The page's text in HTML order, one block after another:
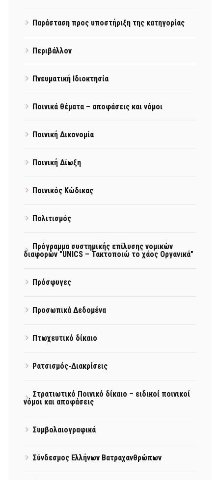
Παράσταση προς υποστήριξη της κατηγορίας
Περιβάλλον
Πνευματική Ιδιοκτησία
Ποινικά θέματα – αποφάσεις και νόμοι
Ποινική Δικονομία
Ποινική Δίωξη
Ποινικός Κώδικας
Πολιτισμός
Πρόγραμμα συστημικής επίλυσης νομικών
διαφορών "UNICS – Τακτοποιώ το χάος Οργανικά"
Πρόσφυγες
Προσωπικά Δεδομένα
Πτωχευτικό δίκαιο
Ρατσισμός-Διακρίσεις
Στρατιωτικό Ποινικό δίκαιο – ειδικοί ποινικοί
νόμοι και αποφάσεις
Συμβολαιογραφικά
Σύνδεσμος Ελλήνων Βατραχανθρώπων